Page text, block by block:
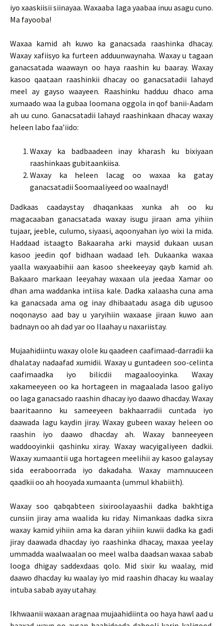
iyo xaaskiisii siinayaa. Waxaaba laga yaabaa inuu asagu cuno.
Ma fayooba!
Waxaa kamid ah kuwo ka ganacsada raashinka dhacay.
Waxay xafiisyo ka furteen adduunwaynaha. Waxay u tagaan
ganacsatada waawayn oo haya raashin ku baaray. Waxay
kasoo qaataan raashinkii dhacay oo ganacsatadii lahayd
meel ay gayso waayeen. Raashinku hadduu dhaco ama
xumaado waa la gubaa loomana oggola in qof banii-Aadam
ah uu cuno. Ganacsatadii lahayd raashinkaan dhacay waxay
heleen labo faa’iido:
Waxay ka badbaadeen inay kharash ku bixiyaan
raashinkaas gubitaankiisa.
Waxay ka heleen lacag oo waxaa ka gatay
ganacsatadii Soomaaliyeed oo waalnayd!
Dadkaas caadaystay dhaqankaas xunka ah oo ku
magacaaban ganacsatada waxay isugu jiraan ama yihiin
tujaar, jeeble, culumo, siyaasi, aqoonyahan iyo wixi la mida.
Haddaad istaagto Bakaaraha arki maysid dukaan uusan
kasoo jeedin qof bidhaan wadaad leh. Dukaanka waxaa
yaalla waxyaabihii aan kasoo sheekeeyay qayb kamid ah.
Bakaaro markaan leeyahay waxaan ula jeedaa Xamar oo
dhan ama waddanka intiisa kale. Dadka xalaasha cuna ama
ka ganacsada ama og inay dhibaatadu asaga dib ugusoo
noqonayso aad bay u yaryihiin waxaase jiraan kuwo aan
badnayn oo ah dad yar oo Ilaahay u naxariistay.
Mujaahidiintu waxay olole ku qaadeen caafimaad-darradii ka
dhalatay nadaafad xumidii. Waxay u guntadeen soo-celinta
caafimaadka iyo bilicdii magaalooyinka. Waxay
xakameeyeen oo ka hortageen in magaalada lasoo galiyo
oo laga ganacsado raashin dhacay iyo daawo dhacday. Waxay
baaritaanno ku sameeyeen bakhaarradii cuntada iyo
daawada lagu kaydin jiray. Waxay gubeen waxay heleen oo
raashin iyo daawo dhacday ah. Waxay banneeyeen
waddooyinkii qashinku xiray. Waxay wacyigaliyeen dadkii.
Waxay xumaantii uga hortageen meelihii ay kasoo galaysay
sida eeraboorrada iyo dakadaha. Waxay mamnuuceen
qaadkii oo ah hooyada xumaanta (ummul khabiith).
Waxay soo qabqabteen sixiroolayaashii dadka bakhtiga
cunsiin jiray ama waalida ku riday. Nimankaas dadka sixra
waxay kamid yihiin ama ka daran yihiin kuwii dadka ka gadi
jiray daawada dhacday iyo raashinka dhacay, maxaa yeelay
ummadda waalwaalan oo meel walba daadsan waxaa sabab
looga dhigay saddexdaas qolo. Mid sixir ku waalay, mid
daawo dhacday ku waalay iyo mid raashin dhacay ku waalay
intuba sabab ayay utahay.
Ikhwaanii waxaan aragnaa mujaahidiinta oo haya hawl aad u